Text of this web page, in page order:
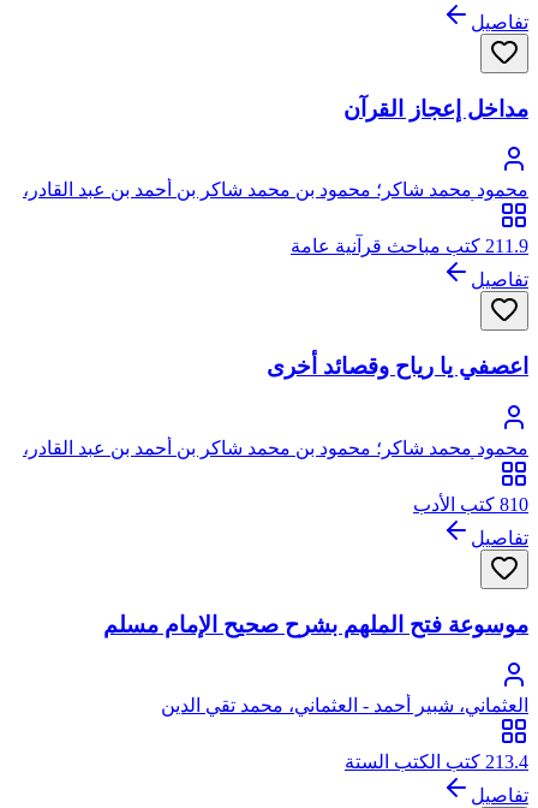
تفاصيل
مداخل إعجاز القرآن
محمود محمد شاكر؛ محمود بن محمد شاكر بن أحمد بن عبد القادر،
من آل أبي علياء، يرفع نسبه إلى الحسين بن علي
211.9 كتب مباحث قرآنية عامة
تفاصيل
اعصفي يا رياح وقصائد أخرى
محمود محمد شاكر؛ محمود بن محمد شاكر بن أحمد بن عبد القادر،
من آل أبي علياء، يرفع نسبه إلى الحسين بن علي
810 كتب الأدب
تفاصيل
موسوعة فتح الملهم بشرح صحيح الإمام مسلم
العثماني، شبير أحمد - العثماني، محمد تقي الدين
213.4 كتب الكتب الستة
تفاصيل